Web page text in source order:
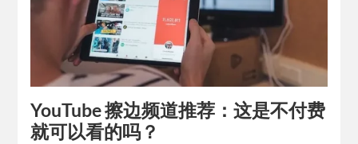
YouTube 擦边频道推荐：这是不付费
就可以看的吗？